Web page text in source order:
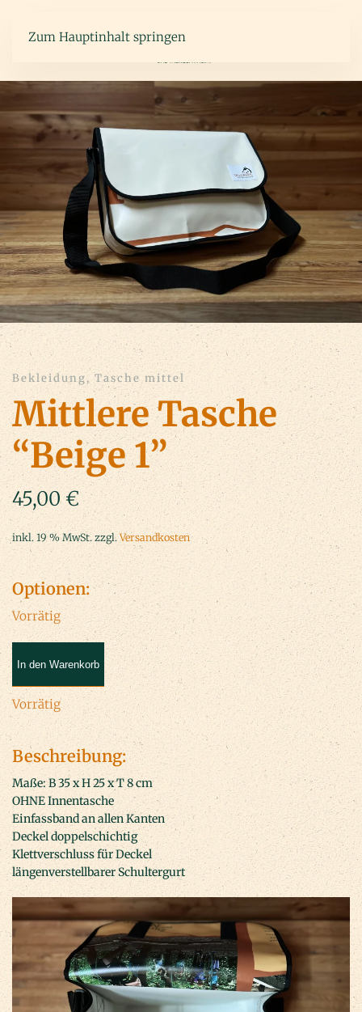
Zum Hauptinhalt springen
Bekleidung, Tasche mittel
Mittlere Tasche
“Beige 1”
45,00€
inkl. 19 % MwSt. zzgl.Versandkosten
Optionen:
Vorrätig
Mittlere
Tasche
"Beige
1"
Menge
In den Warenkorb
Vorrätig
Beschreibung:
Maße: B 35 x H 25 x T 8 cm
OHNE Innentasche
Einfassband an allen Kanten
Deckel doppelschichtig
Klettverschluss für Deckel
längenverstellbarer Schultergurt